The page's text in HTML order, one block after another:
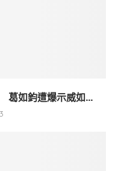
葛如鈞遭爆示威如...